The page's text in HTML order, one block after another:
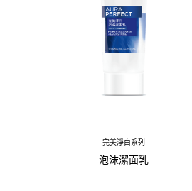
完美淨白系列
泡沫潔面乳